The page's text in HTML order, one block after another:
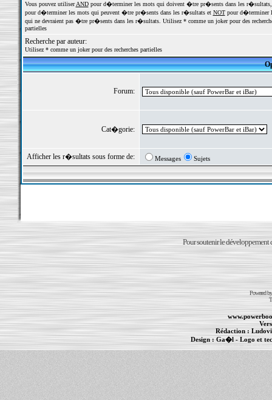
Vous pouvez utiliserANDpour d�terminer les mots qui doivent �tre pr�sents dans les
pour d�terminer les mots qui peuvent �tre pr�sents dans les r�sultats et NOTpour d�terminer
qui ne devraient pas �tre pr�sents dans les r�sultats. Utilisez * comme un joker pour des
partielles
Recherche par auteur:
Utilisez * comme un joker pour des recherches partielles
Forum:
Cat�gorie:
Afficher les r�sultats sous forme de: Messages Sujets
Pour soutenir le développement
Powered
Rédaction :
Design : Ga�l- Logo et